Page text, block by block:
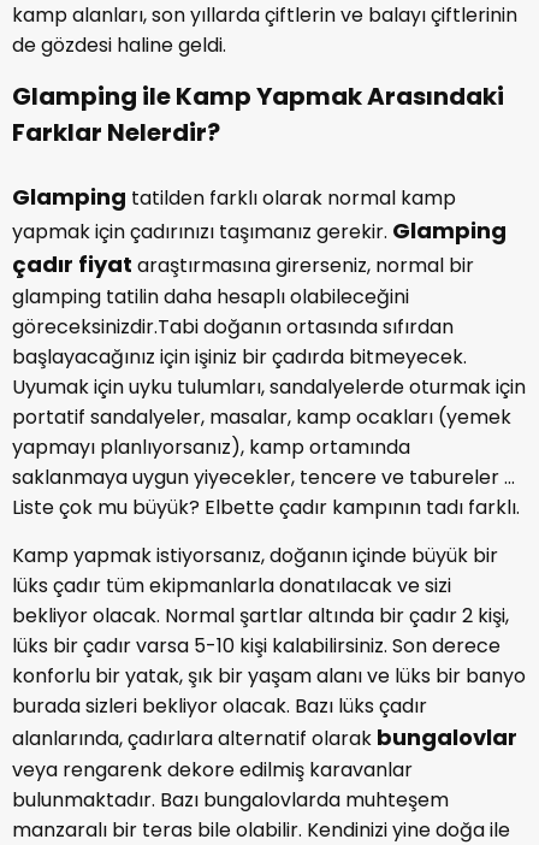
kamp alanları, son yıllarda çiftlerin ve balayı çiftlerinin
de gözdesi haline geldi.
Glamping ile Kamp Yapmak Arasındaki
Farklar Nelerdir?
Glamping tatilden farklı olarak normal kamp
yapmak için çadırınızı taşımanız gerekir. Glamping
çadır fiyat araştırmasına girerseniz, normal bir
glamping tatilin daha hesaplı olabileceğini
göreceksinizdir.Tabi doğanın ortasında sıfırdan
başlayacağınız için işiniz bir çadırda bitmeyecek.
Uyumak için uyku tulumları, sandalyelerde oturmak için
portatif sandalyeler, masalar, kamp ocakları (yemek
yapmayı planlıyorsanız), kamp ortamında
saklanmaya uygun yiyecekler, tencere ve tabureler ...
Liste çok mu büyük? Elbette çadır kampının tadı farklı.
Kamp yapmak istiyorsanız, doğanın içinde büyük bir
lüks çadır tüm ekipmanlarla donatılacak ve sizi
bekliyor olacak. Normal şartlar altında bir çadır 2 kişi,
lüks bir çadır varsa 5-10 kişi kalabilirsiniz. Son derece
konforlu bir yatak, şık bir yaşam alanı ve lüks bir banyo
burada sizleri bekliyor olacak. Bazı lüks çadır
alanlarında, çadırlara alternatif olarak bungalovlar
veya rengarenk dekore edilmiş karavanlar
bulunmaktadır. Bazı bungalovlarda muhteşem
manzaralı bir teras bile olabilir. Kendinizi yine doğa ile